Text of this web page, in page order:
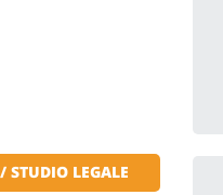
STUDIO LEGALE